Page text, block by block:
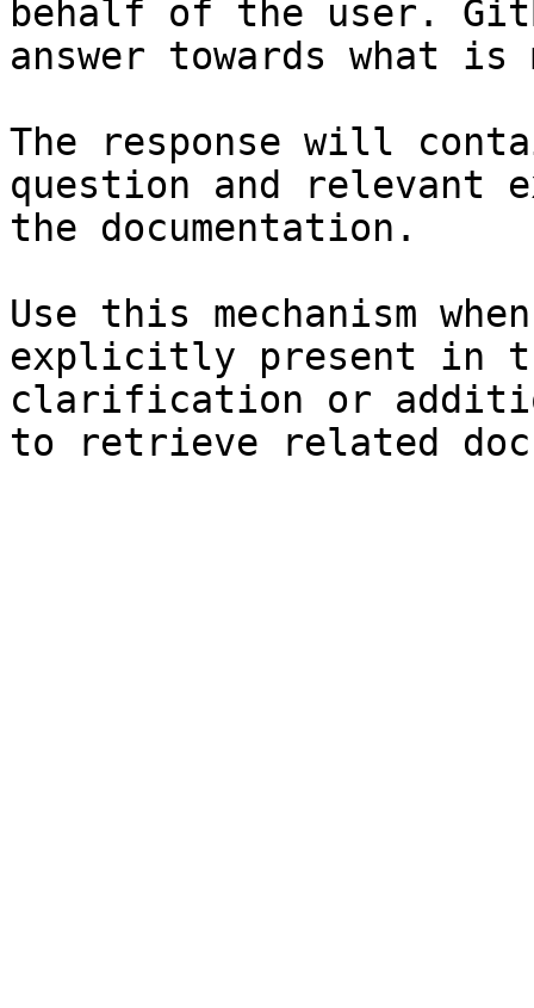
behalf of the user.
answer towards what
The response will
question and relevant
the documentation.
Use this mechanism
explicitly present in
clarification or